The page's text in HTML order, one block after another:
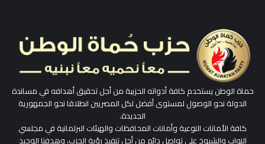
حماة الوطن يستخدم كافة أدواته الحزبية من أجل تحقيق أهدافه في مساندة
الدولة نحو الوصول لمستوى أفضل لكل المصريين انطلاقا نحو الجمهورية
الجديدة.
كافة الأمانات النوعية وأمانات المحافظات والهيئات البرلمانية في مجلسي
النواب والشيوخ على تواصل دائم من أجل تنفيذ رؤية الحزب، وهدفنا الوحيد